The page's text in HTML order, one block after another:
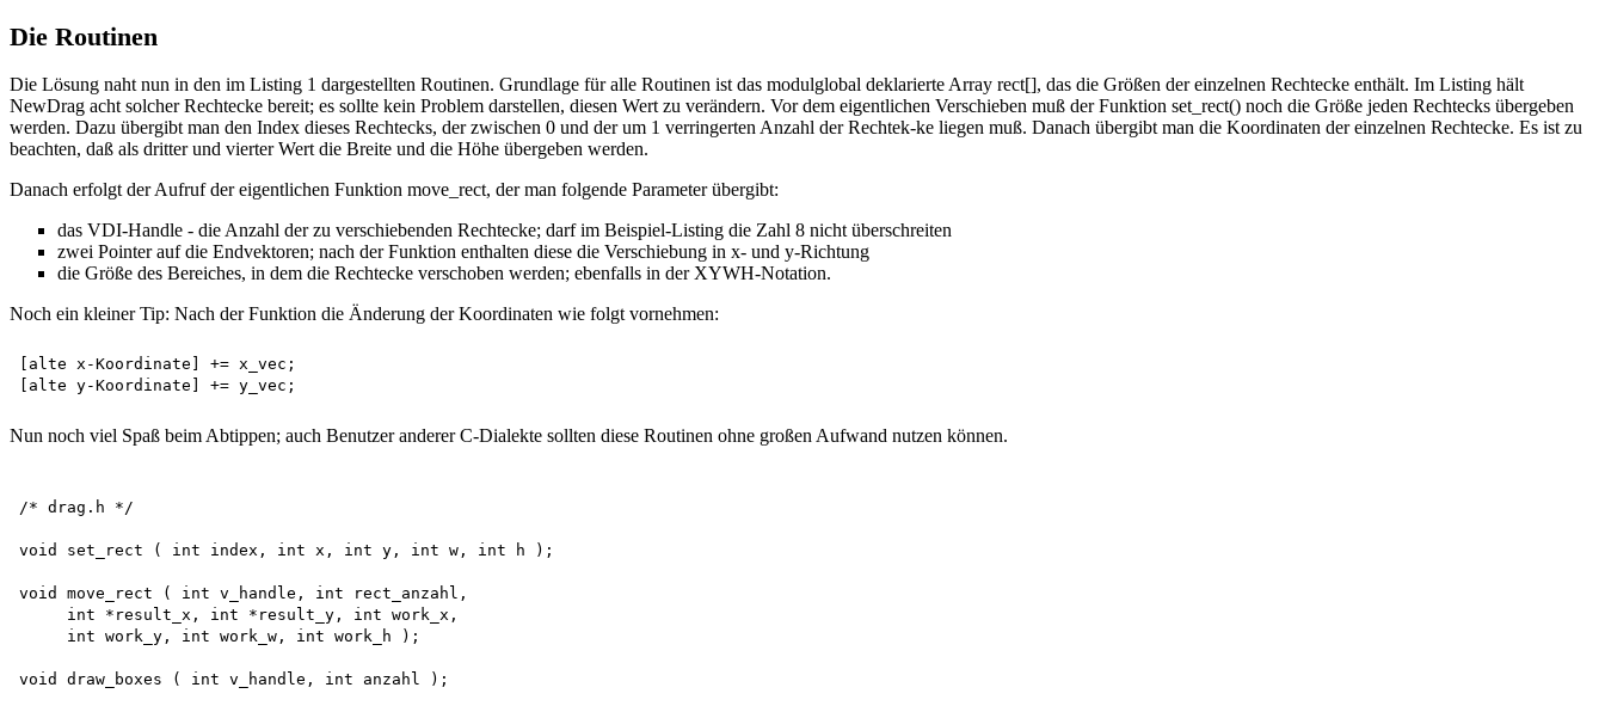
Die Routinen
Die Lösung naht nun in den im Listing 1 dargestellten Routinen. Grundlage für alle Routinen ist das modulglobal deklarierte Array rect[], das die Größen der einzelnen Rechtecke enthält. Im Listing hält
NewDrag acht solcher Rechtecke bereit; es sollte kein Problem darstellen, diesen Wert zu verändern. Vor dem eigentlichen Verschieben muß der Funktion set_rect() noch die Größe jeden Rechtecks übergeben
werden. Dazu übergibt man den Index dieses Rechtecks, der zwischen 0 und der um 1 verringerten Anzahl der Rechtek-ke liegen muß. Danach übergibt man die Koordinaten der einzelnen Rechtecke. Es ist zu
beachten, daß als dritter und vierter Wert die Breite und die Höhe übergeben werden.
Danach erfolgt der Aufruf der eigentlichen Funktion move_rect, der man folgende Parameter übergibt:
das VDI-Handle - die Anzahl der zu verschiebenden Rechtecke; darf im Beispiel-Listing die Zahl 8 nicht überschreiten
zwei Pointer auf die Endvektoren; nach der Funktion enthalten diese die Verschiebung in x- und y-Richtung
die Größe des Bereiches, in dem die Rechtecke verschoben werden; ebenfalls in der XYWH-Notation.
Noch ein kleiner Tip: Nach der Funktion die Änderung der Koordinaten wie folgt vornehmen:
[alte x-Koordinate] += x_vec;
Nun noch viel Spaß beim Abtippen; auch Benutzer anderer C-Dialekte sollten diese Routinen ohne großen Aufwand nutzen können.
/* drag.h */
void set_rect ( int index, int x, int y, int w, int h );
void move_rect ( int v_handle, int rect_anzahl,
     int *result_x, int *result_y, int work_x,
     int work_y, int work_w, int work_h );
void draw_boxes ( int v_handle, int anzahl );